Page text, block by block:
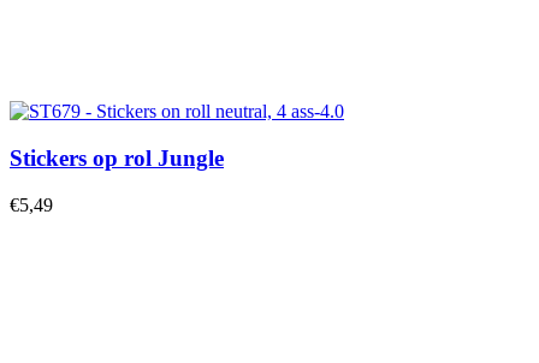
Stickers op rol Jungle
€5,49